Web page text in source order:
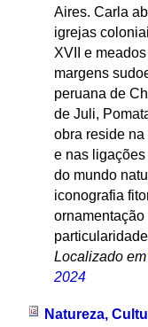
Aires. Carla
igrejas
XVII e
margens
peruana de
de Juli,
obra reside
e nas
do mundo
iconografia
Localizado em
2024
Natureza,